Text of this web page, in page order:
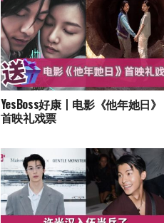
YesBoss好康丨电影《他年她日》
首映礼戏票